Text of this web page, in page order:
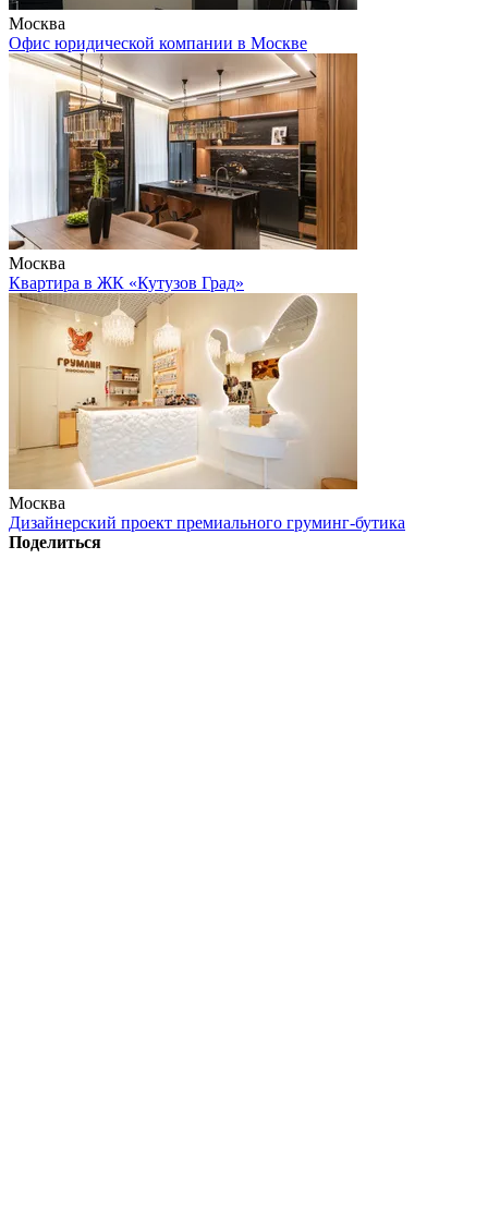
Москва
Офис юридической компании в Москве
Москва
Квартира в ЖК «Кутузов Град»
Москва
Дизайнерский проект премиального груминг-бутика
Поделиться